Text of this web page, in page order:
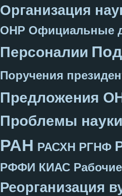
Организация
ОНР Официальные
Персоналии
Поручения
Предложения
Проблемы науки
РАН РАСХН РГНФ
РФФИ КИАС
Реорганизация